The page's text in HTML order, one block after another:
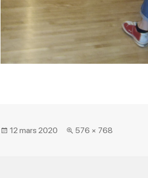
Posted
12 mars 2020
Full
576 × 768